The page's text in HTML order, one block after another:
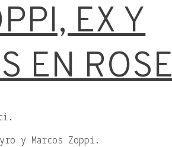
EX Y
EN
y Marcos Zoppi.